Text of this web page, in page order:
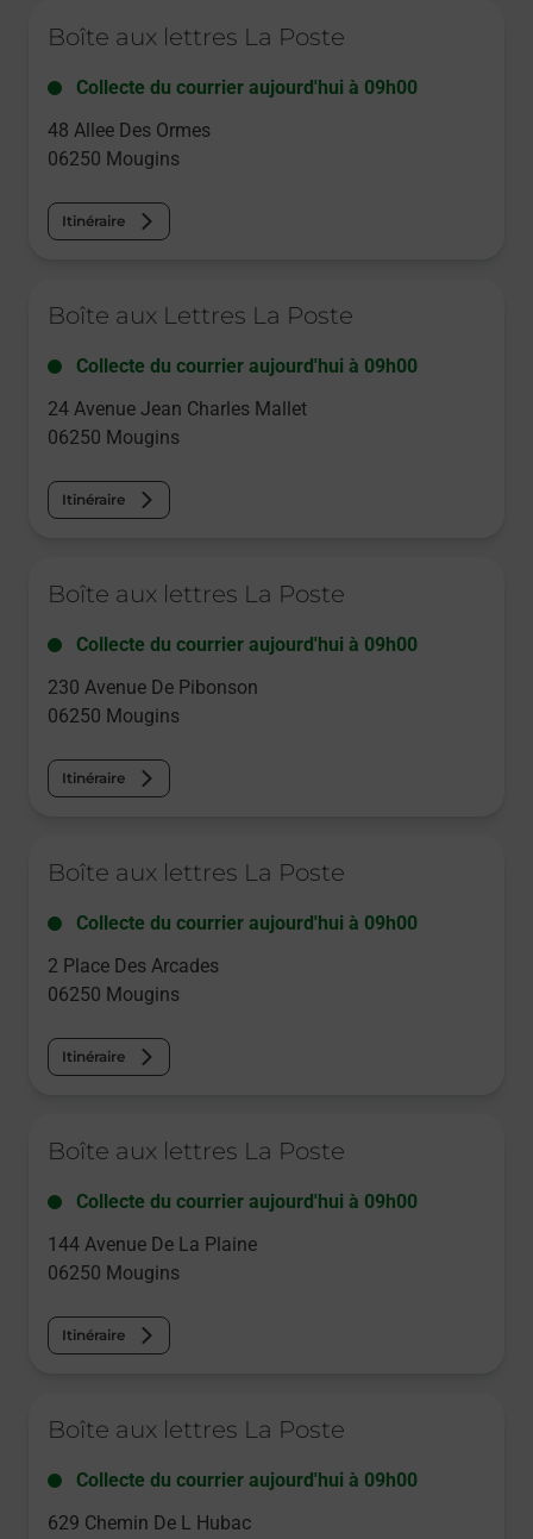
Boîte aux lettres La Poste
Collecte du courrier aujourd'hui à 09h00
48 Allee Des Ormes
06250 Mougins
Itinéraire
Boîte aux Lettres La Poste
Collecte du courrier aujourd'hui à 09h00
24 Avenue Jean Charles Mallet
06250 Mougins
Itinéraire
Boîte aux lettres La Poste
Collecte du courrier aujourd'hui à 09h00
230 Avenue De Pibonson
06250 Mougins
Itinéraire
Boîte aux lettres La Poste
Collecte du courrier aujourd'hui à 09h00
2 Place Des Arcades
06250 Mougins
Itinéraire
Boîte aux lettres La Poste
Collecte du courrier aujourd'hui à 09h00
144 Avenue De La Plaine
06250 Mougins
Itinéraire
Boîte aux lettres La Poste
Collecte du courrier aujourd'hui à 09h00
629 Chemin De L Hubac